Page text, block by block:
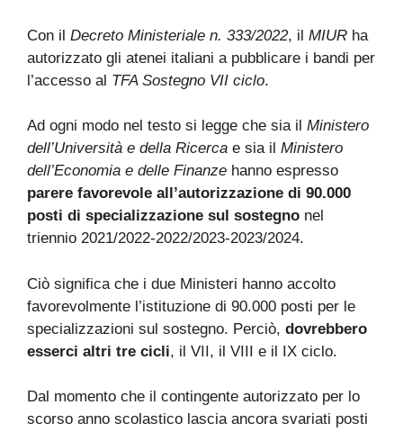
Con il Decreto Ministeriale n. 333/2022, il MIUR ha
autorizzato gli atenei italiani a pubblicare i bandi per
l’accesso al TFA Sostegno VII ciclo.
Ad ogni modo nel testo si legge che sia il Ministero
dell’Università e della Ricerca e sia il Ministero
dell’Economia e delle Finanze hanno espresso
parere favorevole all’autorizzazione di 90.000
posti di specializzazione sul sostegno nel
triennio 2021/2022-2022/2023-2023/2024.
Ciò significa che i due Ministeri hanno accolto
favorevolmente l’istituzione di 90.000 posti per le
specializzazioni sul sostegno. Perciò, dovrebbero
esserci altri tre cicli, il VII, il VIII e il IX ciclo.
Dal momento che il contingente autorizzato per lo
scorso anno scolastico lascia ancora svariati posti